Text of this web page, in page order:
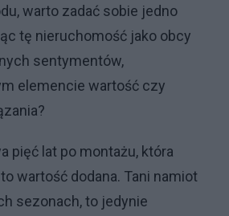
warto zadać sobie jedno
tę nieruchomość jako obcy
sentymentów,
elemencie wartość czy
pięć lat po montażu, która
wartość dodana. Tani namiot
sezonach, to jedynie